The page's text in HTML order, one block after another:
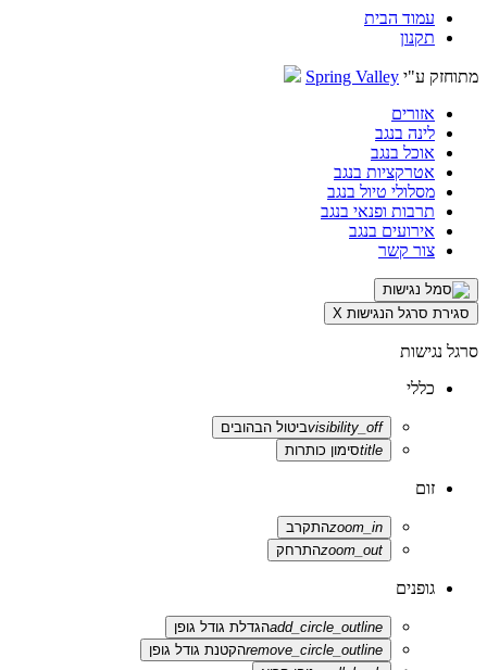
עמוד הבית
תקנון
מתוחזק ע"י Spring Valley
אזורים
לינה בנגב
אוכל בנגב
אטרקציות בנגב
מסלולי טיול בנגב
תרבות ופנאי בנגב
אירועים בנגב
צור קשר
סגירת סרגל הנגישות X
סרגל נגישות
כללי
visibility_offביטול הבהובים
titleסימון כותרות
זום
zoom_inהתקרב
zoom_outהתרחק
גופנים
add_circle_outlineהגדלת גודל גופן
remove_circle_outlineהקטנת גודל גופן